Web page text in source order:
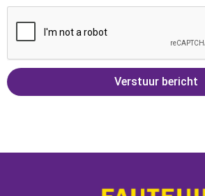
Verstuur bericht